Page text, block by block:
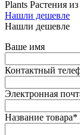
Plants Растения
Нашли дешевле
Нашли дешевле
Ваше имя
Контактный
Электронная
Название товара*